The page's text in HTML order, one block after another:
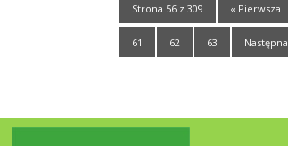
Strona 56 z 309 « Pierwsza
61 62 63 Następna